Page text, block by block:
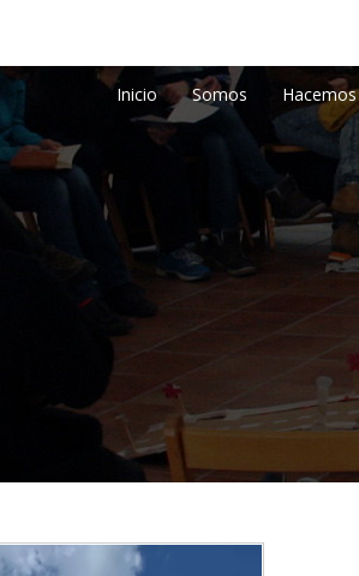
Inicio Somos Hacemos